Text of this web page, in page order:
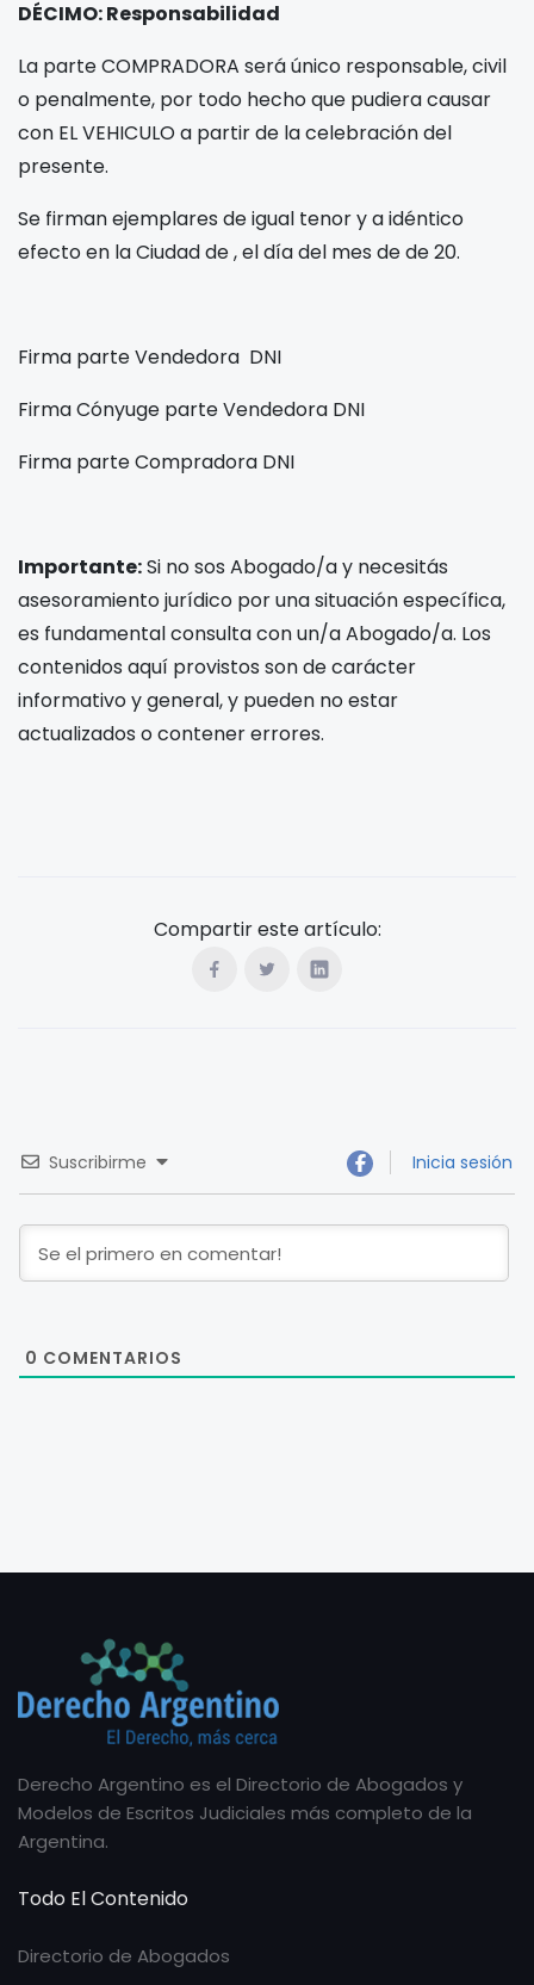
DÉCIMO: Responsabilidad
La parte COMPRADORA será único responsable, civil
o penalmente, por todo hecho que pudiera causar
con EL VEHICULO a partir de la celebración del
presente.
Se firmanejemplares de igual tenor y a idéntico
efecto en la Ciudad de, el díadel mes dede 20.
Firma parte Vendedora DNI
Firma Cónyuge parte Vendedora DNI
Firma parte Compradora DNI
Importante:Si no sos Abogado/a y necesitás
asesoramiento jurídico por una situación específica,
es fundamental consulta con un/a Abogado/a. Los
contenidos aquí provistos son de carácter
informativo y general, y pueden no estar
actualizados o contener errores.
Compartir este artículo:
Suscribirme Inicia sesión
0 COMENTARIOS
Derecho Argentino es el Directorio de Abogados y
Modelos de Escritos Judiciales más completo de la
Argentina.
Todo El Contenido
Directorio de Abogados